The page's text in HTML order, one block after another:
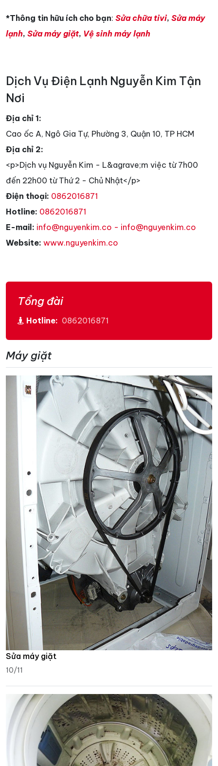
*Thông tin hữu ích cho bạn: Sửa chữa tivi, Sửa máy
lạnh, Sửa máy giặt, Vệ sinh máy lạnh
Dịch Vụ Điện Lạnh Nguyễn Kim Tận
Nơi
Địa chỉ 1:
Cao ốc A, Ngô Gia Tự, Phường 3, Quận 10, TP HCM
Địa chỉ 2:
<p>Dịch vụ Nguyễn Kim - L&agrave;m việc từ 7h00
đến 22h00 từ Thứ 2 - Chủ Nhật</p>
Điện thoại: 0862016871
Hotline: 0862016871
E-mail: info@nguyenkim.co - info@nguyenkim.co
Website: www.nguyenkim.co
Tổng đài
Hotline: 0862016871
Máy giặt
Sửa máy giặt
10/11